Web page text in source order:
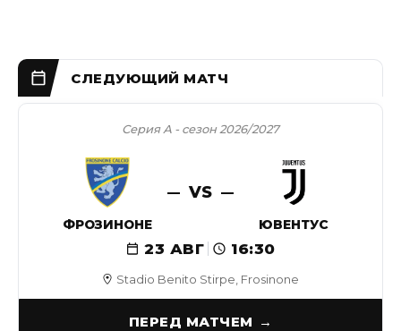
Stadio Benito Stirpe, Frosinone
Серия А - сезон 2026/2027
ФРОЗИНОНЕ
VS
ЮВЕНТУС
23 АВГ 16:30
ПЕРЕД МАТЧЕМ